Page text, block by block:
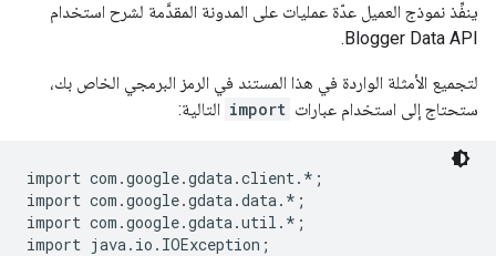
ينفِّذ نموذج العميل عدّة عمليات على المدونة المقدَّمة لشرح استخدام
Blogger Data API.
لتجميع الأمثلة الواردة في هذا المستند في الرمز البرمجي الخاص بك،
ستحتاج إلى استخدام عبارات import التالية:
import com.google.gdata.client.*;
import com.google.gdata.data.*;
import com.google.gdata.util.*;
import java.io.IOException;